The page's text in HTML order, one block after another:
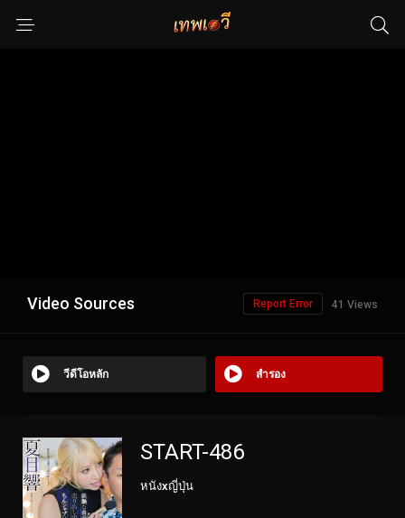
Video Sources 41 Views
Report Error
วีดีโอหลัก สำรอง
START-486
หนังxญี่ปุ่น